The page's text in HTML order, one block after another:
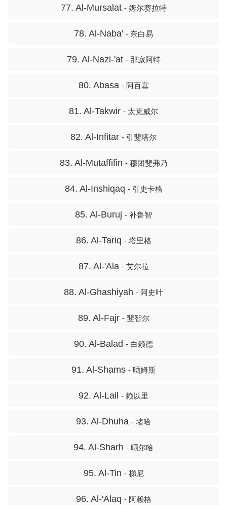
77. Al-Mursalat - 姆尔赛拉特
78. Al-Naba' - 奈白易
79. Al-Nazi-'at - 那寂阿特
80. Abasa - 阿百塞
81. Al-Takwir - 太克威尔
82. Al-Infitar - 引斐塔尔
83. Al-Mutaffifin - 穆团斐弗乃
84. Al-Inshiqaq - 引史卡格
85. Al-Buruj - 补鲁智
86. Al-Tariq - 塔里格
87. Al-'Ala - 艾尔拉
88. Al-Ghashiyah - 阿史叶
89. Al-Fajr - 斐智尔
90. Al-Balad - 白赖德
91. Al-Shams - 晒姆斯
92. Al-Lail - 赖以里
93. Al-Dhuha - 堵哈
94. Al-Sharh - 晒尔哈
95. Al-Tin - 梯尼
96. Al-'Alaq - 阿赖格